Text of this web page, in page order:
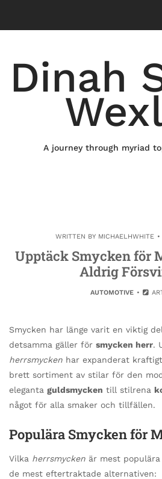
content
Dinah
A journey through myriad
WRITTEN BY MICHAELHWHITE
Upptäck Smycken för
Aldrig
AUTOMOTIVE
Smycken har länge varit en viktig
detsamma gäller för smycken herr.
herrsmycken har expanderat
brett sortiment av stilar för den
eleganta guldsmycken till stilrena
något för alla smaker och tillfällen.
Populära Smycken för
Vilka herrsmycken är mest
de mest eftertraktade alternativen: